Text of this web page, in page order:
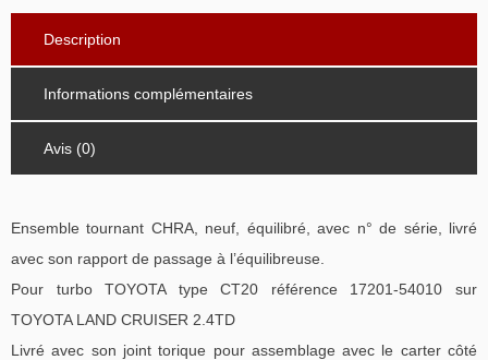
Description
Informations complémentaires
Avis (0)
Ensemble tournant CHRA, neuf, équilibré, avec n° de série, livré
avec son rapport de passage à l’équilibreuse.
Pour turbo TOYOTA type CT20 référence 17201-54010 sur
TOYOTA LAND CRUISER 2.4TD
Livré avec son joint torique pour assemblage avec le carter côté